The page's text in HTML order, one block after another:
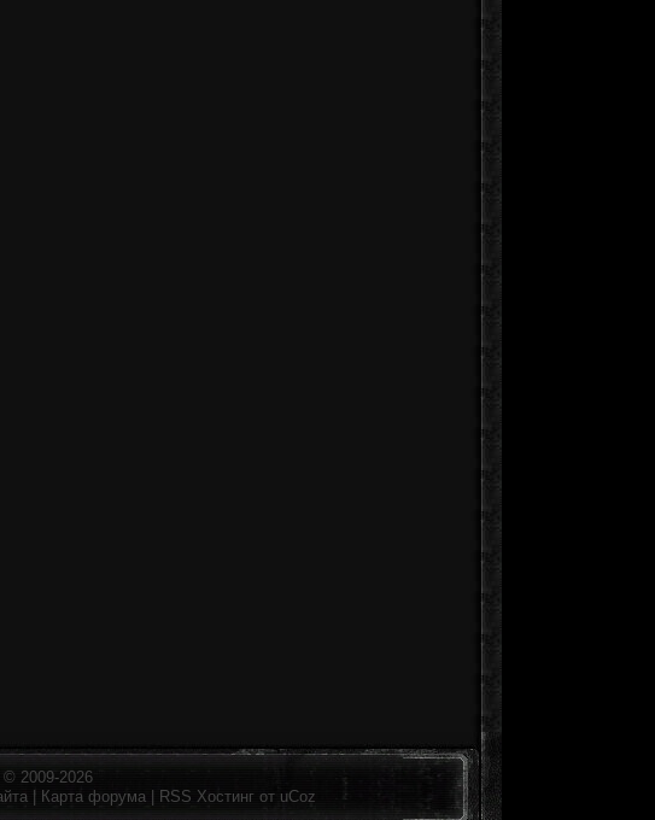
© 2009-2026
Карта форума RSS Хостинг от uCoz